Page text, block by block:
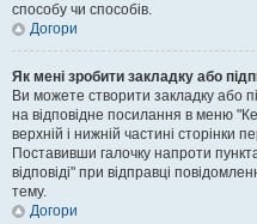
способу чи способів.
Догори
Як мені зробити закладку або
Ви можете створити закладку або
на відповідне посилання в меню
верхній і нижній частині сторінки
Поставивши галочку напроти
відповіді" при відправці
тему.
Догори